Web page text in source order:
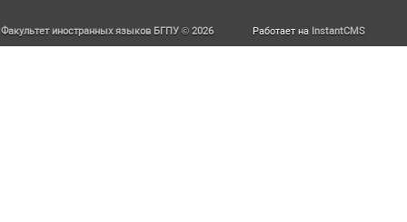
Факультет иностранных языков БГПУ © 2026 Работает на InstantCMS